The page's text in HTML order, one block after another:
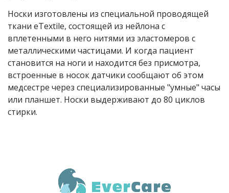
Носки изготовлены из специальной проводящей
ткани eTextile, состоящей из нейлона с
вплетенными в него нитями из эластомеров с
металлическими частицами. И когда пациент
становится на ноги и находится без присмотра,
встроенные в носок датчики сообщают об этом
медсестре через специализированные "умные" часы
или планшет. Носки выдерживают до 80 циклов
стирки.